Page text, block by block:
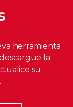
herramienta
la
su